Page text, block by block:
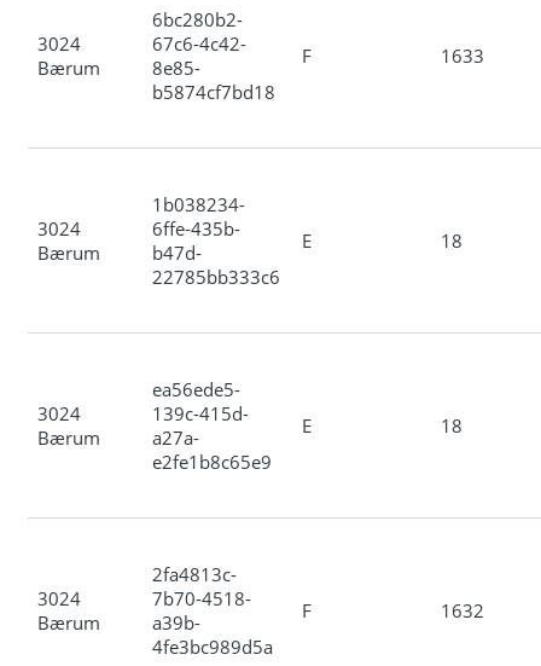
3024
Bærum
6bc280b2-
67c6-4c42-
8e85-
b5874cf7bd18
F 1633
3024
Bærum
1b038234-
6ffe-435b-
b47d-
22785bb333c6
E 18
3024
Bærum
ea56ede5-
139c-415d-
a27a-
e2fe1b8c65e9
E 18
3024
Bærum
2fa4813c-
7b70-4518-
a39b-
4fe3bc989d5a
F 1632